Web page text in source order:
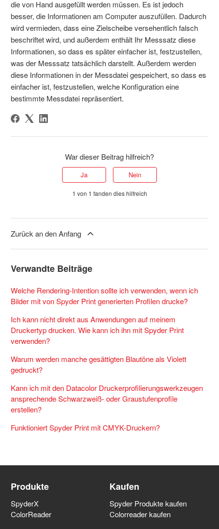
die von Hand ausgefüllt werden müssen. Es ist jedoch
besser, die Informationen am Computer auszufüllen. Dadurch
wird vermieden, dass eine Zielscheibe versehentlich falsch
beschriftet wird, und außerdem enthält Ihr Messsatz diese
Informationen, so dass es später einfacher ist, festzustellen,
was der Messsatz tatsächlich darstellt. Außerdem werden
diese Informationen in der Messdatei gespeichert, so dass es
einfacher ist, festzustellen, welche Konfiguration eine
bestimmte Messdatei repräsentiert.
War dieser Beitrag hilfreich?
Ja Nein
1 von 1 fanden dies hilfreich
Zurück an den Anfang
Verwandte Beiträge
Welche Rendering-Intention sollte ich verwenden, wenn ich
Bilder mit von Spyder Print generierten Profilen drucke?
Ich kann nicht direkt aus Anwendungen auf meinem
Druckertyp drucken. Wie kann ich ihn mit Spyder Print
verwenden?
Warum werden manche gesättigten Blautöne als Violett
gedruckt?
Kann ich mit den Datacolor Druckerprofilierungswerkzeugen
ansprechende Schwarzweiß- oder Graustufenprofile
erstellen?
Funktioniert Spyder Print mit CMYK-Druckern?
Produkte
SpyderX
ColorReader
Kaufen
Spyder Produkte kaufen
Colorreader kaufen